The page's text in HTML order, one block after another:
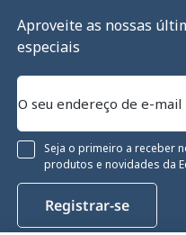
Aproveite as nossas
especiais
Seja o primeiro a receber
produtos e novidades da
Registrar-se